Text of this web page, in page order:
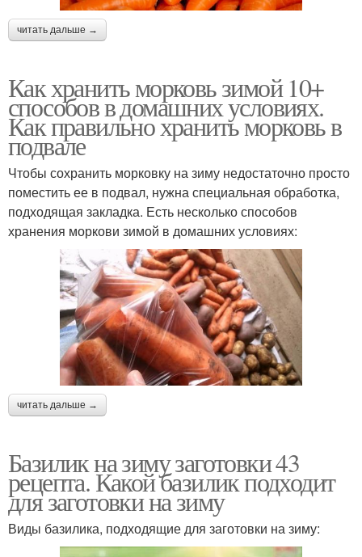
читать дальше →
Как хранить морковь зимой 10+
способов в домашних условиях.
Как правильно хранить морковь в
подвале
Чтобы сохранить морковку на зиму недостаточно просто
поместить ее в подвал, нужна специальная обработка,
подходящая закладка. Есть несколько способов
хранения моркови зимой в домашних условиях:
читать дальше →
Базилик на зиму заготовки 43
рецепта. Какой базилик подходит
для заготовки на зиму
Виды базилика, подходящие для заготовки на зиму: